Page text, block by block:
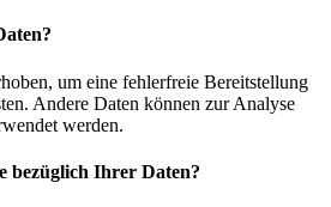
um eine fehlerfreie Bereitstellung
Andere Daten können zur Analyse
werden.
bezüglich Ihrer Daten?